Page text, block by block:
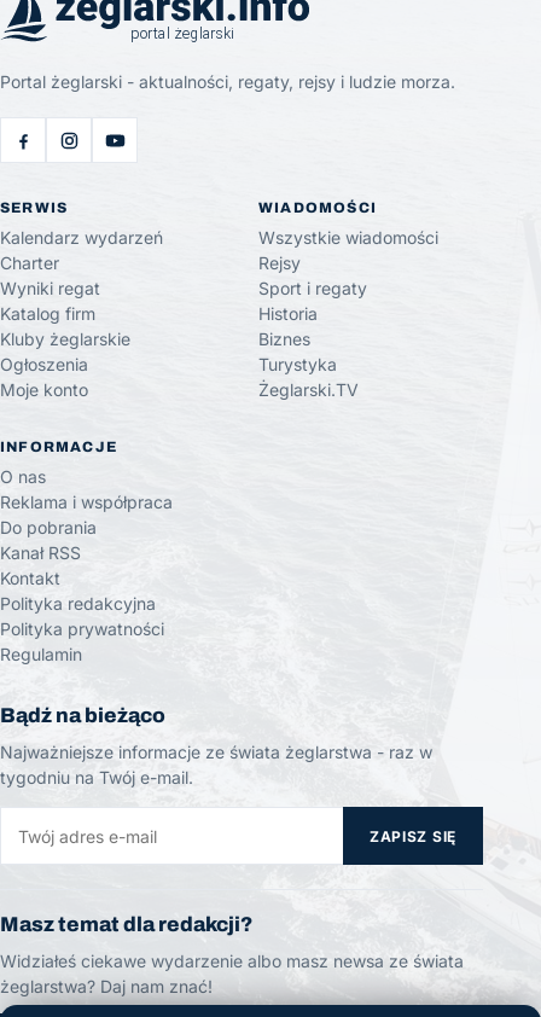
Portal żeglarski - aktualności, regaty, rejsy i ludzie morza.
SERWIS
Kalendarz wydarzeń
Charter
Wyniki regat
Katalog firm
Kluby żeglarskie
Ogłoszenia
Moje konto
WIADOMOŚCI
Wszystkie wiadomości
Rejsy
Sport i regaty
Historia
Biznes
Turystyka
Żeglarski.TV
INFORMACJE
O nas
Reklama i współpraca
Do pobrania
Kanał RSS
Kontakt
Polityka redakcyjna
Polityka prywatności
Regulamin
Bądź na bieżąco
Najważniejsze informacje ze świata żeglarstwa - raz w
tygodniu na Twój e-mail.
ZAPISZ SIĘ
Masz temat dla redakcji?
Widziałeś ciekawe wydarzenie albo masz newsa ze świata
żeglarstwa? Daj nam znać!